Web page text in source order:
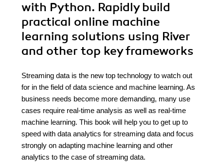
with Python. Rapidly build
practical online machine
learning solutions using River
and other top key frameworks
Streaming data is the new top technology to watch out
for in the field of data science and machine learning. As
business needs become more demanding, many use
cases require real-time analysis as well as real-time
machine learning. This book will help you to get up to
speed with data analytics for streaming data and focus
strongly on adapting machine learning and other
analytics to the case of streaming data.